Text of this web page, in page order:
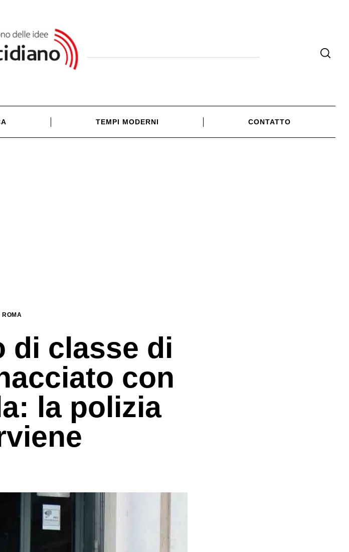
TEMPI MODERNI CONTATTO
ROMA
di classe di
con
la polizia